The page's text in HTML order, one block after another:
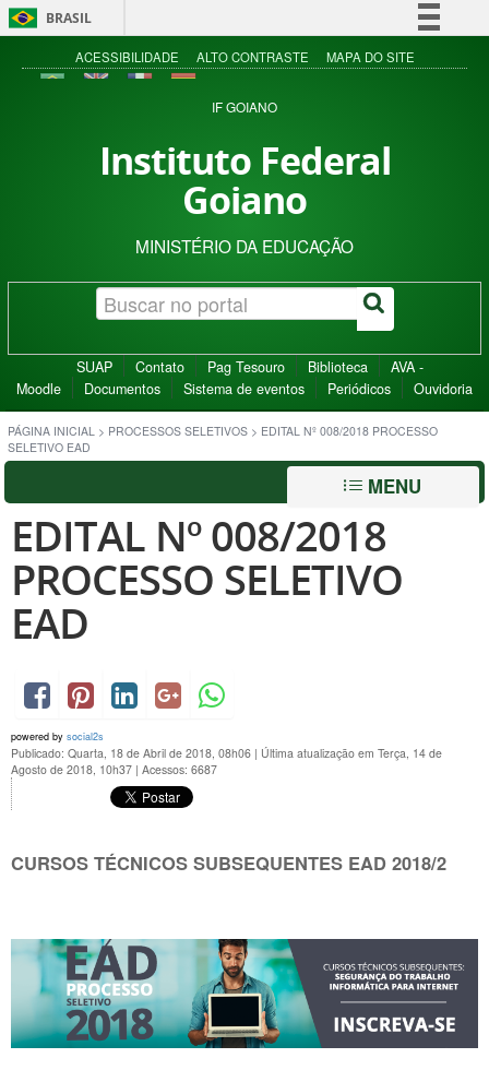
BRASIL
Simplifique!
Acesso à informação
ACESSIBILIDADE ALTO CONTRASTE MAPA DO SITE
IF GOIANO
Instituto Federal
Goiano
MINISTÉRIO DA EDUCAÇÃO
SUAP Contato Pag Tesouro Biblioteca
AVA -
Moodle
Documentos Sistema de eventos Periódicos Ouvidoria
PÁGINA INICIAL > PROCESSOS SELETIVOS > EDITAL Nº 008/2018 PROCESSO
SELETIVO EAD
MENU
EDITAL Nº 008/2018
PROCESSO SELETIVO
EAD
powered by social2s
Publicado: Quarta, 18 de Abril de 2018, 08h06 | Última atualização em Terça, 14 de
Agosto de 2018, 10h37 | Acessos: 6687
CURSOS TÉCNICOS SUBSEQUENTES EAD 2018/2